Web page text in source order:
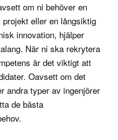
alltid är redo för
samarbetar med olika
en kultur av
Lean- och
säkerställa att
för företaget?
för att säkerställa
om ni behöver en
eller en långsiktig
innovation, hjälper
När ni ska rekrytera
är det viktigt att
Oavsett om det
andra typer av ingenjörer
de bästa